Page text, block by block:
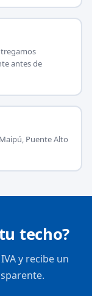
antes de
Puente Alto
techo?
y recibe un